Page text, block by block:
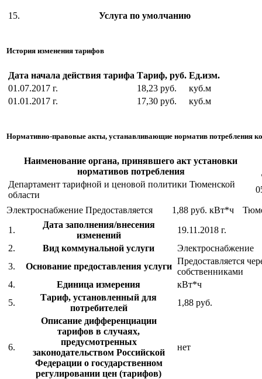
15. Услуга по умолчанию
История изменения тарифов
Дата начала действия тарифа Тариф, руб. Ед.изм.
01.07.2017 г.
18,23 руб.
куб.м
01.01.2017 г.
17,30 руб. куб.м
Нормативно-правовые акты, устанавливающие норматив потребления
Наименование органа, принявшего акт установки
нормативов потребления
Департамент тарифной и ценовой политики Тюменской
области
Электроснабжение Предоставляется 1,88 руб. кВт*ч
1.
Дата заполнения/внесения
изменений
19.11.2018 г.
2.
Вид коммунальной услуги
Электроснабжение
3.
Основание предоставления услуги
Предоставляется
собственниками
4.
Единица измерения
кВт*ч
5.
Тариф, установленный для
потребителей
1,88 руб.
6.
Описание дифференциации
тарифов в случаях,
предусмотренных
законодательством Российской
Федерации о государственном
регулировании цен (тарифов)
нет